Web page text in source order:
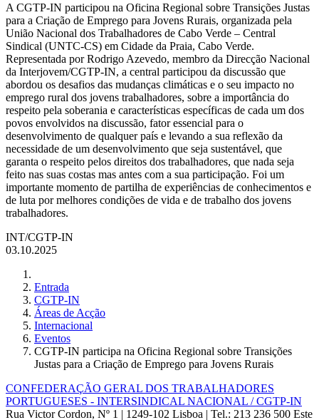
A CGTP-IN participou na Oficina Regional sobre Transições Justas
para a Criação de Emprego para Jovens Rurais, organizada pela
União Nacional dos Trabalhadores de Cabo Verde – Central
Sindical (UNTC-CS) em Cidade da Praia, Cabo Verde.
Representada por Rodrigo Azevedo, membro da Direcção Nacional
da Interjovem/CGTP-IN, a central participou da discussão que
abordou os desafios das mudanças climáticas e o seu impacto no
emprego rural dos jovens trabalhadores, sobre a importância do
respeito pela soberania e características específicas de cada um dos
povos envolvidos na discussão, fator essencial para o
desenvolvimento de qualquer país e levando a sua reflexão da
necessidade de um desenvolvimento que seja sustentável, que
garanta o respeito pelos direitos dos trabalhadores, que nada seja
feito nas suas costas mas antes com a sua participação. Foi um
importante momento de partilha de experiências de conhecimentos e
de luta por melhores condições de vida e de trabalho dos jovens
trabalhadores.
INT/CGTP-IN
03.10.2025
Entrada
CGTP-IN
Áreas de Acção
Internacional
Eventos
CGTP-IN participa na Oficina Regional sobre Transições
Justas para a Criação de Emprego para Jovens Rurais
CONFEDERAÇÃO GERAL DOS TRABALHADORES
PORTUGUESES - INTERSINDICAL NACIONAL / CGTP-IN
Rua Victor Cordon, Nº 1 | 1249-102 Lisboa | Tel.: 213 236 500 Este